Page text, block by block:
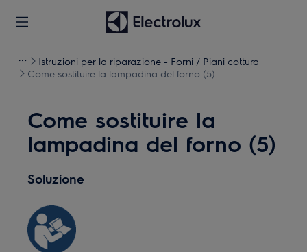
Istruzioni per la riparazione - Forni / Piani cottura
Come sostituire la lampadina del forno (5)
Come sostituire la
lampadina del forno (5)
Soluzione